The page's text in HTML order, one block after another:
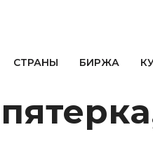
СТРАНЫ БИРЖА